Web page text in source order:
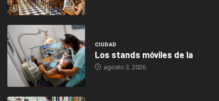
CIUDAD
Los stands móviles de la
agosto 3, 2026